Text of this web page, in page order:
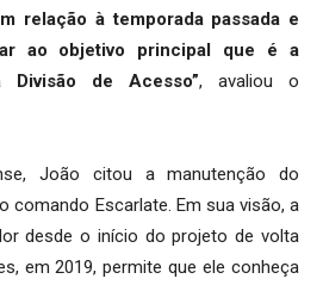
relação à temporada passada e
ao objetivo principal que é a
Divisão de Acesso”, avaliou o
João citou a manutenção do
comando Escarlate. Em sua visão, a
desde o início do projeto de volta
em 2019, permite que ele conheça